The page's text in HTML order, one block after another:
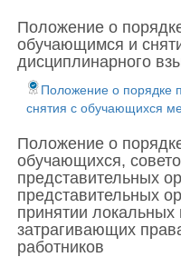
Положение о
обучающимся и
дисциплинарного
Положение о порядке
снятия с обучающихся
Положение о
обучающихся,
представительных
представительных
принятии локальных
затрагивающих
работников